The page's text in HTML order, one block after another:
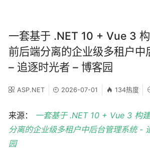
一套基于 .NET 10 + Vue 3 构
前后端分离的企业级多租户中
– 追逐时光者 – 博客园
ASP.NET 2026-07-01 134热度
来源： 一套基于 .NET 10 + Vue 3 构
分离的企业级多租户中后台管理系统 -
园